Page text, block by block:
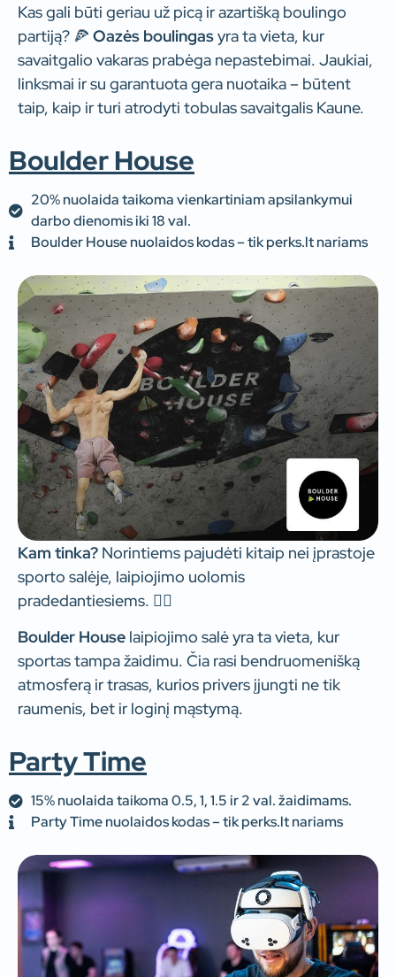
Kas gali būti geriau už picą ir azartišką boulingo
partiją? 🍕 Oazės boulingasyra ta vieta, kur
savaitgalio vakaras prabėga nepastebimai. Jaukiai,
linksmai ir su garantuota gera nuotaika – būtent
taip, kaip ir turi atrodyti tobulas savaitgalis Kaune.
Boulder House
20% nuolaida taikoma vienkartiniam apsilankymui
darbo dienomis iki 18 val.
Boulder House nuolaidos kodas – tik perks.lt nariams
Kam tinka? Norintiems pajudėti kitaip nei įprastoje
sporto salėje, laipiojimo uolomis
pradedantiesiems. 🧗‍♂️
Boulder House laipiojimo salė yra ta vieta, kur
sportas tampa žaidimu. Čia rasi bendruomenišką
atmosferą ir trasas, kurios privers įjungti ne tik
raumenis, bet ir loginį mąstymą.
Party Time
15% nuolaida taikoma 0.5, 1, 1.5 ir 2 val. žaidimams.
Party Time nuolaidos kodas – tik perks.lt nariams